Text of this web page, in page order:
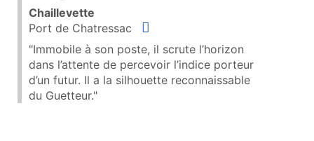
Chaillevette
Port de Chatressac
Situer
"Immobile à son poste, il scrute l’horizon
dans l’attente de percevoir l’indice porteur
d’un futur. Il a la silhouette reconnaissable
du Guetteur."